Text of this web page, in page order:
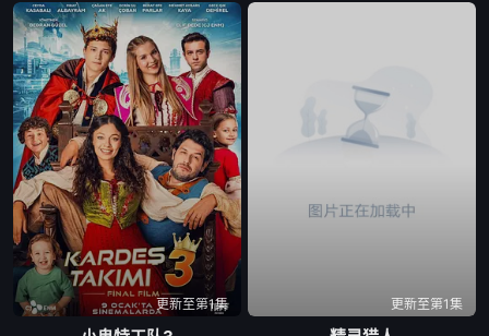
更新至第1集 更新至第1集